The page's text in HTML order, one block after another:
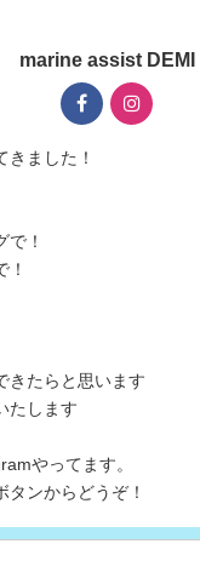
marine assist DEMI
きました！
で！
！
きたらと思います
たします
やってます。
タンからどうぞ！